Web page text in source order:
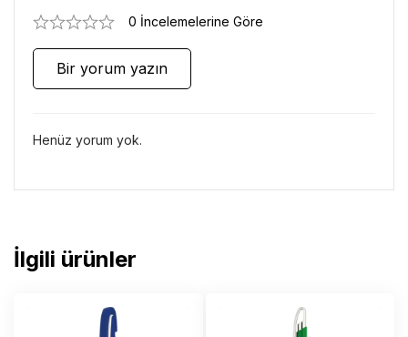
0 İncelemelerine Göre
Bir yorum yazın
Henüz yorum yok.
İlgili ürünler